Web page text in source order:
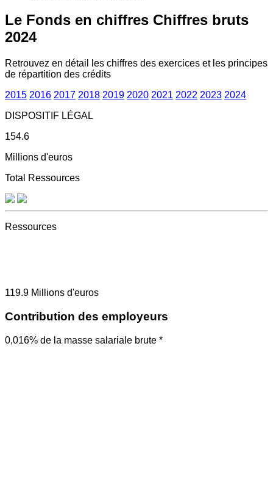
Le Fonds en chiffres Chiffres bruts
2024
Retrouvez en détail les chiffres des exercices et les principes
de répartition des crédits
2015 2016 2017 2018 2019 2020 2021 2022 2023 2024
DISPOSITIF LÉGAL
154.6
Millions d'euros
Total Ressources
Ressources
119.9 Millions d'euros
Contribution des employeurs
0,016% de la masse salariale brute *